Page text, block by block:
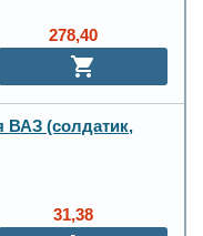
278,40
ВАЗ (солдатик,
31,38